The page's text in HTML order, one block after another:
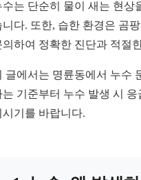
수는 단순히 물이 새는 현상
니다. 또한, 습한 환경은 곰
의하여 정확한 진단과 적절
글에서는 명륜동에서 누수
는 기준부터 누수 발생 시
시기를 바랍니다.